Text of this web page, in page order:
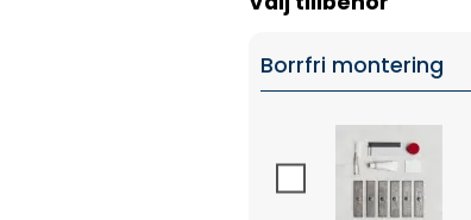
Borrfri montering